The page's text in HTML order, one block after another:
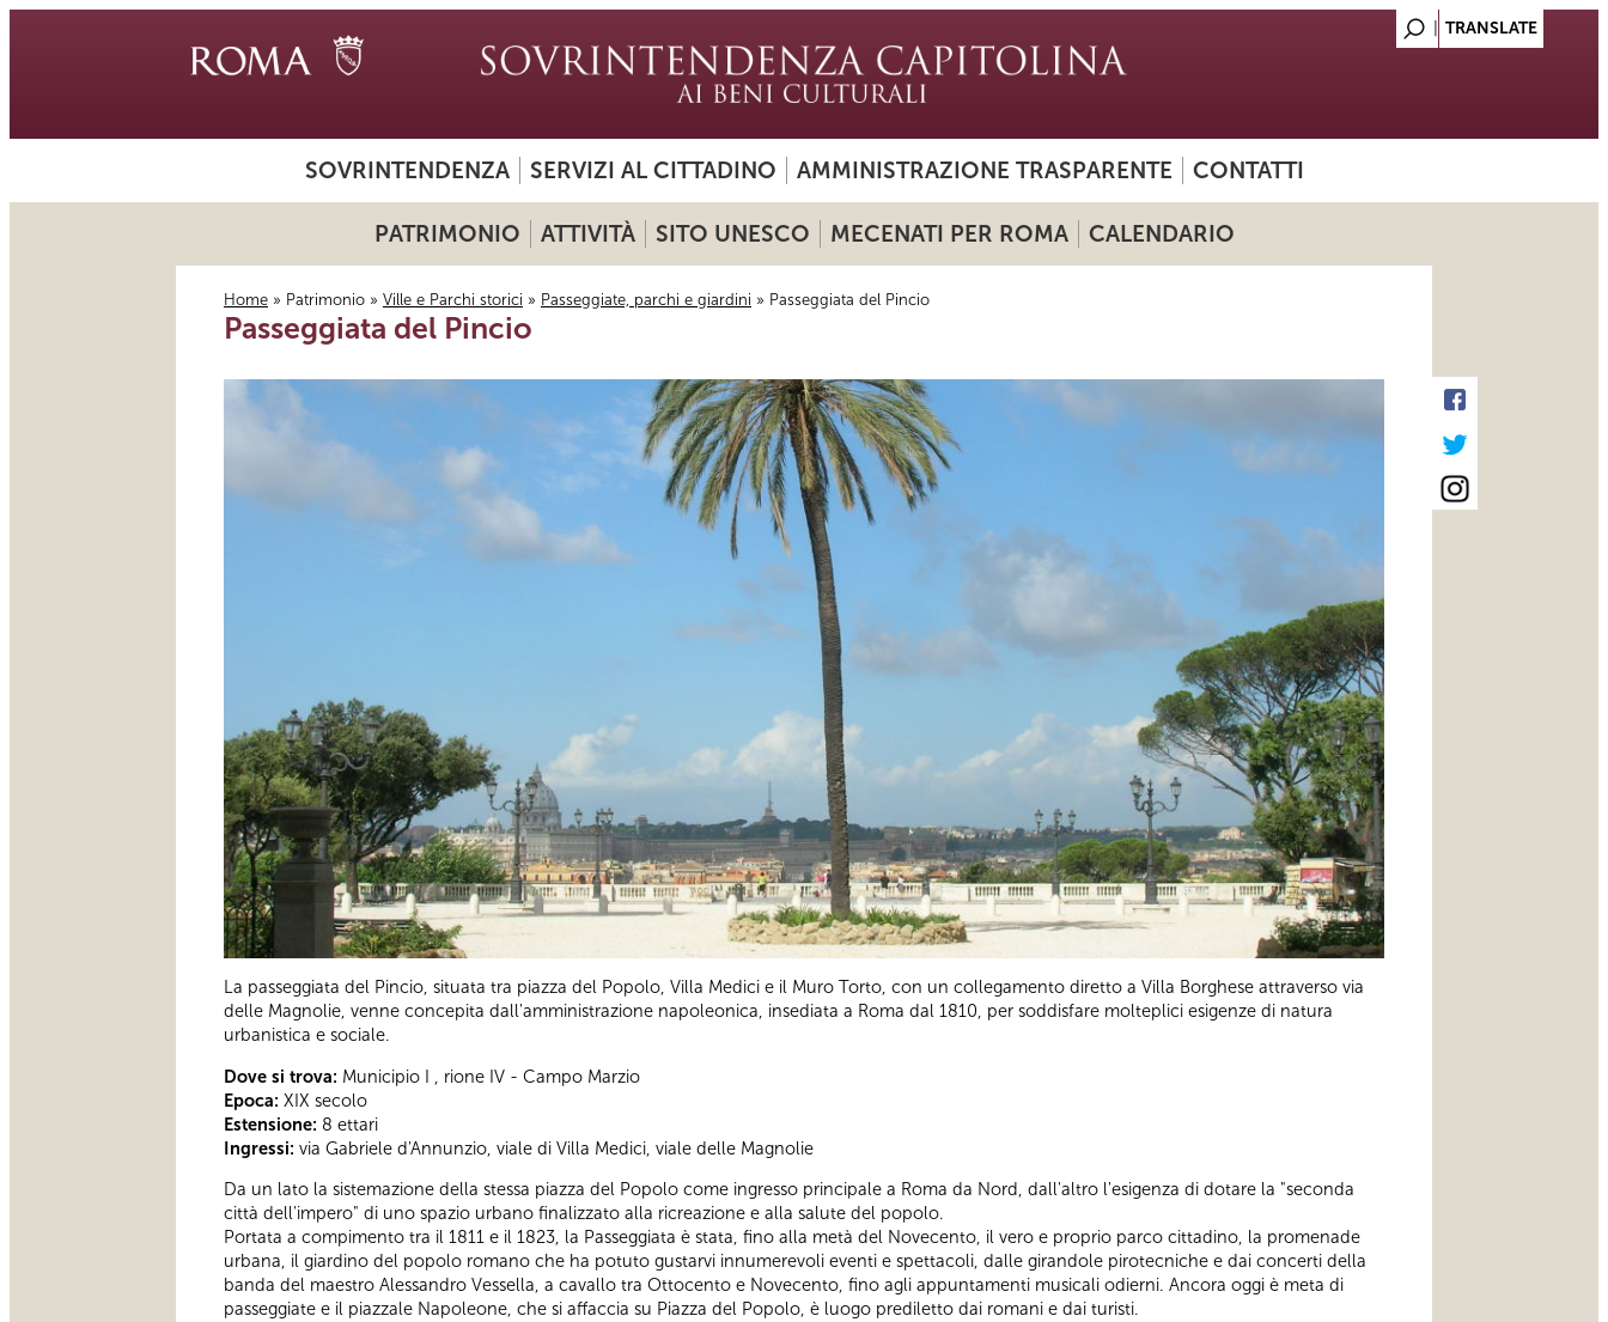
SOVRINTENDENZA SERVIZI AL CITTADINO AMMINISTRAZIONE TRASPARENTE CONTATTI
PATRIMONIO ATTIVITÀ SITO UNESCO MECENATI PER ROMA CALENDARIO
Tu sei qui
Home » Patrimonio » Ville e Parchi storici » Passeggiate, parchi e giardini » Passeggiata del Pincio
Passeggiata del Pincio
La passeggiata del Pincio, situata tra piazza del Popolo, Villa Medici e il Muro Torto, con un collegamento diretto a Villa Borghese attraverso via
delle Magnolie, venne concepita dall'amministrazione napoleonica, insediata a Roma dal 1810, per soddisfare molteplici esigenze di natura
urbanistica e sociale.
Dove si trova: Municipio I , rione IV - Campo Marzio
Epoca: XIX secolo
Estensione: 8 ettari
Ingressi: via Gabriele d'Annunzio, viale di Villa Medici, viale delle Magnolie
Da un lato la sistemazione della stessa piazza del Popolo come ingresso principale a Roma da Nord, dall'altro l'esigenza di dotare la "seconda
città dell'impero" di uno spazio urbano finalizzato alla ricreazione e alla salute del popolo.
Portata a compimento tra il 1811 e il 1823, la Passeggiata è stata, fino alla metà del Novecento, il vero e proprio parco cittadino, la promenade
urbana, il giardino del popolo romano che ha potuto gustarvi innumerevoli eventi e spettacoli, dalle girandole pirotecniche e dai concerti della
banda del maestro Alessandro Vessella, a cavallo tra Ottocento e Novecento, fino agli appuntamenti musicali odierni. Ancora oggi è meta di
passeggiate e il piazzale Napoleone, che si affaccia su Piazza del Popolo, è luogo prediletto dai romani e dai turisti.